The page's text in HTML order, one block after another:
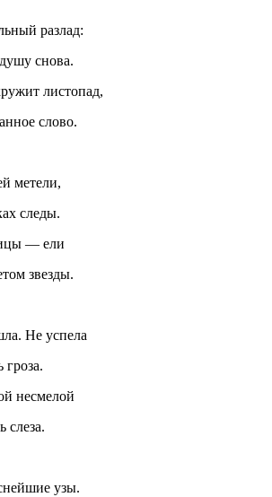
разлад:
снова.
листопад,
слово.
метели,
следы.
— ели
звезды.
Не успела
несмелой
слеза.
узы.